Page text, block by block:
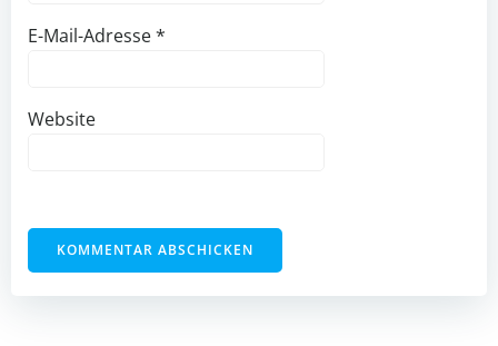
E-Mail-Adresse*
Website